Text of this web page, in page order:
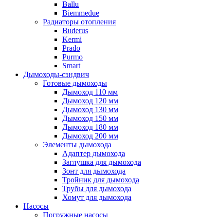
Ballu
Biemmedue
Радиаторы отопления
Buderus
Kermi
Prado
Purmo
Smart
Дымоходы-сэндвич
Готовые дымоходы
Дымоход 110 мм
Дымоход 120 мм
Дымоход 130 мм
Дымоход 150 мм
Дымоход 180 мм
Дымоход 200 мм
Элементы дымохода
Адаптер дымохода
Заглушка для дымохода
Зонт для дымохода
Тройник для дымохода
Трубы для дымохода
Хомут для дымохода
Насосы
Погружные насосы